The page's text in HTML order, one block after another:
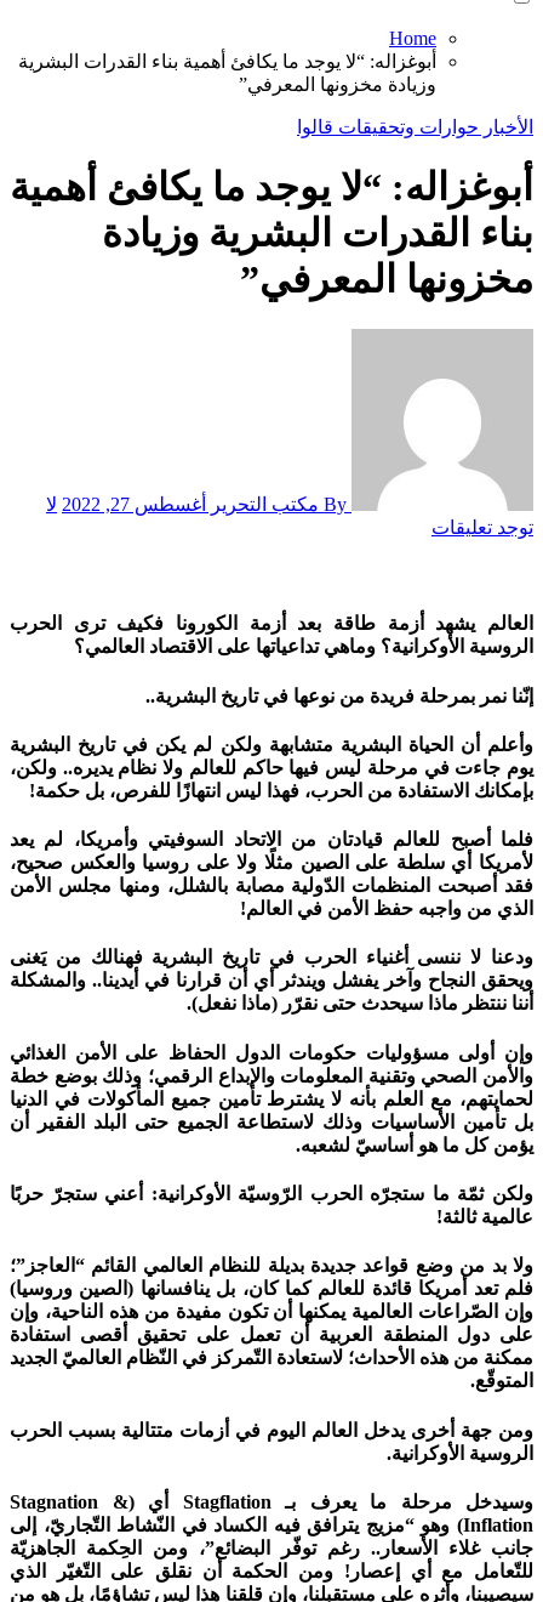
Home
أبوغزاله: “لا يوجد ما يكافئ أهمية بناء القدرات البشرية
وزيادة مخزونها المعرفي”
الأخبار حوارات وتحقيقات قالوا
أبوغزاله: “لا يوجد ما يكافئ أهمية
بناء القدرات البشرية وزيادة
مخزونها المعرفي”
أغسطس 27, 2022
لا
توجد تعليقات
العالم يشهد أزمة طاقة بعد أزمة الكورونا فكيف ترى الحرب
الروسية الأوكرانية؟ وماهي تداعياتها على الاقتصاد العالمي؟
إنّنا نمر بمرحلة فريدة من نوعها في تاريخ البشرية..
وأعلم أن الحياة البشرية متشابهة ولكن لم يكن في تاريخ البشرية
يوم جاءت في مرحلة ليس فيها حاكم للعالم ولا نظام يديره.. ولكن،
بإمكانك الاستفادة من الحرب، فهذا ليس انتهازًا للفرص، بل حكمة!
فلما أصبح للعالم قيادتان من الاتحاد السوفيتي وأمريكا، لم يعد
لأمريكا أي سلطة على الصين مثلًا ولا على روسيا والعكس صحيح،
فقد أصبحت المنظمات الدّولية مصابة بالشلل، ومنها مجلس الأمن
الذي من واجبه حفظ الأمن في العالم!
ودعنا لا ننسى أغنياء الحرب في تاريخ البشرية فهنالك من يَغنى
ويحقق النجاح وآخر يفشل ويندثر أي أن قرارنا في أيدينا.. والمشكلة
أننا ننتظر ماذا سيحدث حتى نقرّر (ماذا نفعل).
وإن أولى مسؤوليات حكومات الدول الحفاظ على الأمن الغذائي
والأمن الصحي وتقنية المعلومات والإبداع الرقمي؛ وذلك بوضع خطة
لحمايتهم، مع العلم بأنه لا يشترط تأمين جميع المأكولات في الدنيا
بل تأمين الأساسيات وذلك لاستطاعة الجميع حتى البلد الفقير أن
يؤمن كل ما هو أساسيّ لشعبه.
ولكن ثمّة ما ستجرّه الحرب الرّوسيّة الأوكرانية: أعني ستجرّ حربًا
عالمية ثالثة!
ولا بد من وضع قواعد جديدة بديلة للنظام العالمي القائم “العاجز”؛
فلم تعد أمريكا قائدة للعالم كما كان، بل ينافسانها (الصين وروسيا)
وإن الصّراعات العالمية يمكنها أن تكون مفيدة من هذه الناحية، وإن
على دول المنطقة العربية أن تعمل على تحقيق أقصى استفادة
ممكنة من هذه الأحداث؛ لاستعادة التّمركز في النّظام العالميّ الجديد
المتوقّع.
ومن جهة أخرى يدخل العالم اليوم في أزمات متتالية بسبب الحرب
الروسية الأوكرانية.
وسيدخل مرحلة ما يعرف بـ Stagflation أي (Stagnation &
Inflation) وهو “مزيج يترافق فيه الكساد في النّشاط التّجاريّ، إلى
جانب غلاء الأسعار.. رغم توفّر البضائع”، ومن الحِكمة الجاهزيّة
للتّعامل مع أي إعصار! ومن الحكمة أن نقلق على التّغيّر الذي
سيصيبنا، وأثره على مستقبلنا، وإن قلقنا هذا ليس تشاؤمًا، بل هو من